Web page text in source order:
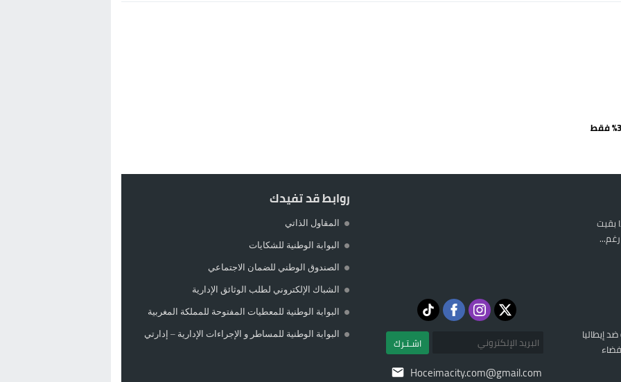
بقيت
إيطاليا
اشـتـرك
Hoceimacity.com@gmail.com
روابط قد تفيدك
المقاول الذاتي
البوابة الوطنية للشكايات
الصندوق الوطني للضمان الاجتماعي
الشباك الإلكتروني لطلب الوثائق الإدارية
البوابة الوطنية للمعطيات المفتوحة للمملكة المغربية
البوابة الوطنية للمساطر و الإجراءات الإدارية – إدارتي